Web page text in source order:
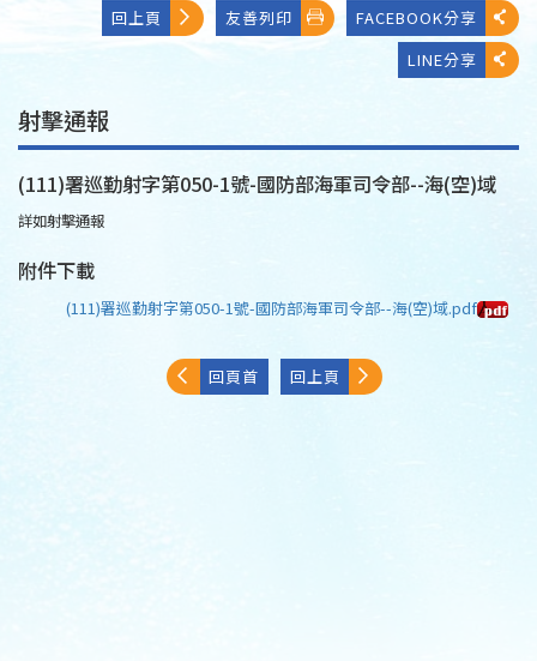
回上頁 友善列印
FACEBOOK分享
LINE分享
射擊通報
(111)署巡勤射字第050-1號-國防部海軍司令部--海(空)域
詳如射擊通報
附件下載
(111)署巡勤射字第050-1號-國防部海軍司令部--海(空)域.pdf
回頁首 回上頁